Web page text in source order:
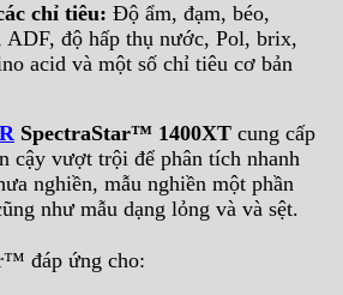
chỉ tiêu: Độ ẩm, đạm, béo,
độ hấp thụ nước, Pol, brix,
acid và một số chỉ tiêu cơ bản
SpectraStar™ 1400XT cung cấp
cậy vượt trội để phân tích nhanh
nghiền, mẫu nghiền một phần
như mẫu dạng lỏng và và sệt.
đáp ứng cho: